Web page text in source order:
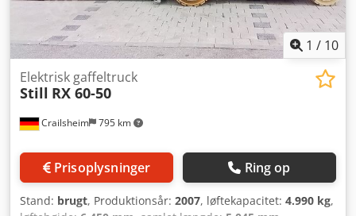
1 / 10
Crailsheim 795 km
Elektrisk gaffeltruck
Still RX 60-50
Prisoplysninger Ring op
Stand: brugt, Produktionsår: 2007, løftekapacitet: 4.990 kg,